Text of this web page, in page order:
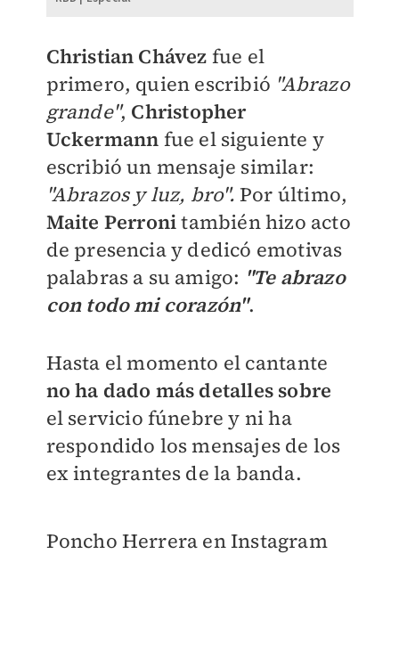
Christian Chávez fue el
primero, quien escribió "Abrazo
grande", Christopher
Uckermann fue el siguiente y
escribió un mensaje similar:
"Abrazos y luz, bro". Por último,
Maite Perronitambién hizo acto
de presencia y dedicó emotivas
palabras a su amigo: "Te abrazo
con todo mi corazón".
Hasta el momento el cantante
no ha dado más detalles sobre
el servicio fúnebre y ni ha
respondido los mensajes de los
ex integrantes de la banda.
Poncho Herrera en Instagram